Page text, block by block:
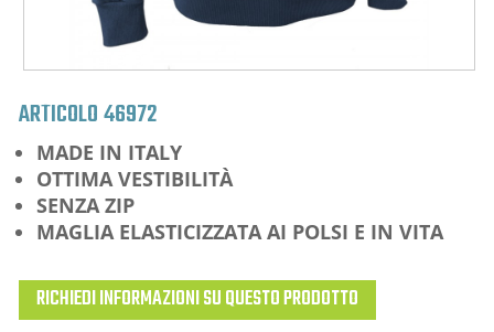
ARTICOLO46972
MADE IN ITALY
OTTIMA VESTIBILITÀ
SENZA ZIP
MAGLIA ELASTICIZZATA AI POLSI E IN VITA
RICHIEDI INFORMAZIONI SU QUESTO PRODOTTO